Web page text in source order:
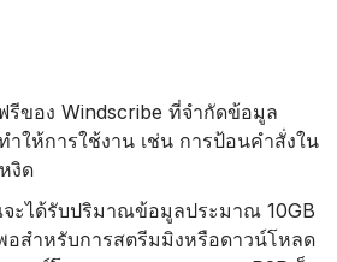
รีของ Windscribe ที่จำกัดข้อมูล
ำให้การใช้งาน เช่น การป้อนคำสั่งใน
งิด
ะได้รับปริมาณข้อมูลประมาณ 10GB
อสำหรับการสตรีมมิงหรือดาวน์โหลด